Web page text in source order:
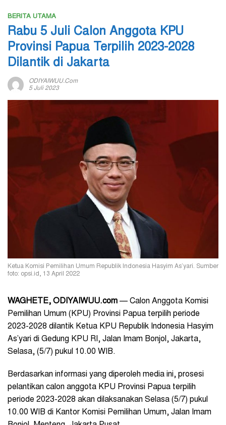
BERITA UTAMA
Rabu 5 Juli Calon Anggota KPU
Provinsi Papua Terpilih 2023-2028
Dilantik di Jakarta
ODIYAIWUU.com
5 Juli 2023
Ketua Komisi Pemilihan Umum Republik Indonesia Hasyim As’yari. Sumber
foto: opsi.id, 13 April 2022
WAGHETE, ODIYAIWUU.com — Calon Anggota Komisi
Pemilihan Umum (KPU) Provinsi Papua terpilih periode
2023-2028 dilantik Ketua KPU Republik Indonesia Hasyim
As’yari di Gedung KPU RI, Jalan Imam Bonjol, Jakarta,
Selasa, (5/7) pukul 10.00 WIB.
Berdasarkan informasi yang diperoleh media ini, prosesi
pelantikan calon anggota KPU Provinsi Papua terpilih
periode 2023-2028 akan dilaksanakan Selasa (5/7) pukul
10.00 WIB di Kantor Komisi Pemilihan Umum, Jalan Imam